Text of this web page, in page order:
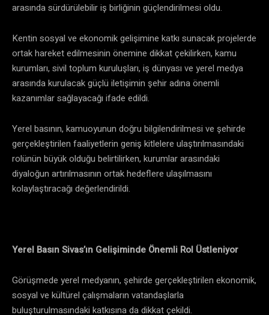
arasında sürdürülebilir iş birliğinin güçlendirilmesi oldu.
Kentin sosyal ve ekonomik gelişimine katkı sunacak projelerde
ortak hareket edilmesinin önemine dikkat çekilirken, kamu
kurumları, sivil toplum kuruluşları, iş dünyası ve yerel medya
arasında kurulacak güçlü iletişimin şehir adına önemli
kazanımlar sağlayacağı ifade edildi.
Yerel basının, kamuoyunun doğru bilgilendirilmesi ve şehirde
gerçekleştirilen faaliyetlerin geniş kitlelere ulaştırılmasındaki
rolünün büyük olduğu belirtilirken, kurumlar arasındaki
diyaloğun artırılmasının ortak hedeflere ulaşılmasını
kolaylaştıracağı değerlendirildi.
Yerel Basın Sivas’ın Gelişiminde Önemli Rol Üstleniyor
Görüşmede yerel medyanın, şehirde gerçekleştirilen ekonomik,
sosyal ve kültürel çalışmaların vatandaşlarla
buluşturulmasındaki katkısına da dikkat çekildi.